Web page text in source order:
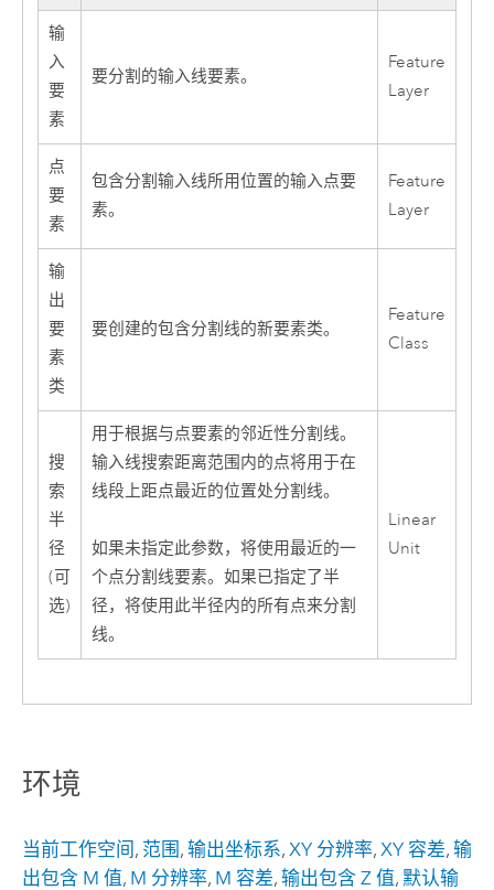
输
入
要
素
要分割的输入线要素。
Feature
Layer
点
要
素
包含分割输入线所用位置的输入点要
素。
Feature
Layer
输
出
要
素
类
要创建的包含分割线的新要素类。
Feature
Class
搜
索
半
径
(可
选)
用于根据与点要素的邻近性分割线。
输入线搜索距离范围内的点将用于在
线段上距点最近的位置处分割线。
如果未指定此参数，将使用最近的一
个点分割线要素。如果已指定了半
径，将使用此半径内的所有点来分割
线。
Linear
Unit
环境
当前工作空间, 范围, 输出坐标系, XY 分辨率, XY 容差, 输
出包含 M 值, M 分辨率, M 容差, 输出包含 Z 值, 默认输